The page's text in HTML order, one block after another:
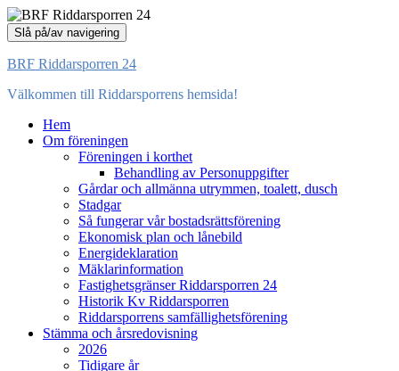
Slå på/av navigering
BRF Riddarsporren 24
Välkommen till Riddarsporrens hemsida!
Hem
Om föreningen
Föreningen i korthet
Behandling av Personuppgifter
Gårdar och allmänna utrymmen, toalett, dusch
Stadgar
Så fungerar vår bostadsrättsförening
Ekonomisk plan och lånebild
Energideklaration
Mäklarinformation
Fastighetsgränser Riddarsporren 24
Historik Kv Riddarsporren
Riddarsporrens samfällighetsförening
Stämma och årsredovisning
2026
Tidigare år